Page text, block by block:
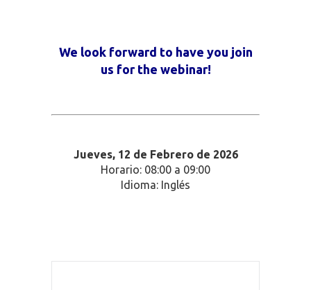
We look forward to have you join
us for the webinar!
Jueves, 12 de Febrero de 2026
Horario: 08:00 a 09:00
Idioma: Inglés